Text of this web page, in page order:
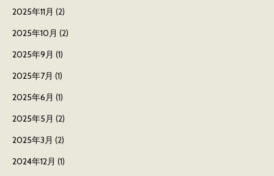
2025年11月 (2)
2025年10月 (2)
2025年9月 (1)
2025年7月 (1)
2025年6月 (1)
2025年5月 (2)
2025年3月 (2)
2024年12月 (1)